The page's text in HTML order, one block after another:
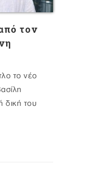
τον
το νέο
δική του